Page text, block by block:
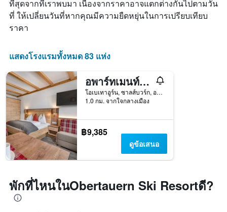
ที่สุดจากที่เราพบมา เนื่องจากราคาอาจแตกต่างกันไปตามวัน
ที่ ให้เปลี่ยนวันที่หากคุณมีความยืดหยุ่นในการเปรียบเทียบ
ราคา
แสดงโรงแรมทั้งหมด 83 แห่ง
อพาร์ทเมนท์ การ์นี อัลเพนโรส
โอเบเทาอูร์น, ซาลส์บวร์ก, ออสเตรีย
1.0 กม. จากใจกลางเมือง
฿9,385
ดูข้อเสนอ
พักที่ไหนในObertauern Ski Resortดี?